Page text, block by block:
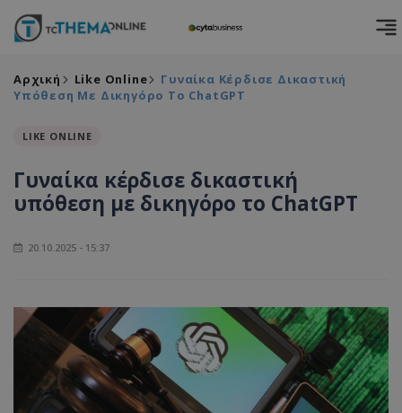
Αρχική Like Online
Γυναίκα Κέρδισε Δικαστική
Υπόθεση Με Δικηγόρο Το ChatGPT
LIKE ONLINE
Γυναίκα κέρδισε δικαστική
υπόθεση με δικηγόρο το ChatGPT
20.10.2025 - 15:37